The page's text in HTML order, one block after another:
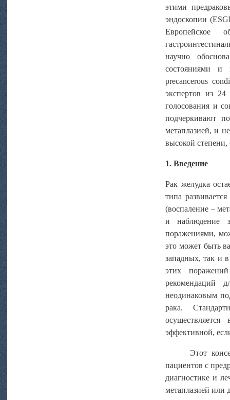
этими
эндоскопии
Европейское
научно
состояниями и
precancerous
экспертов из
голосования и
подчеркивают
метаплазией, и
высокой
1. Введение
Рак желудка
типа
(воспаление –
и наблюдение
поражениями,
это может быть
западных, так и
этих
рекомендаций
неодинаковым
рака.
эффективной,
Этот
пациентов с
диагностике и
метаплазией или